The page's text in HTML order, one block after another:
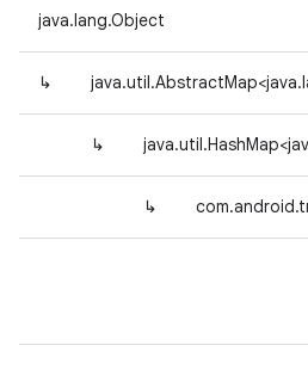
java.lang.Object
↳
↳
↳